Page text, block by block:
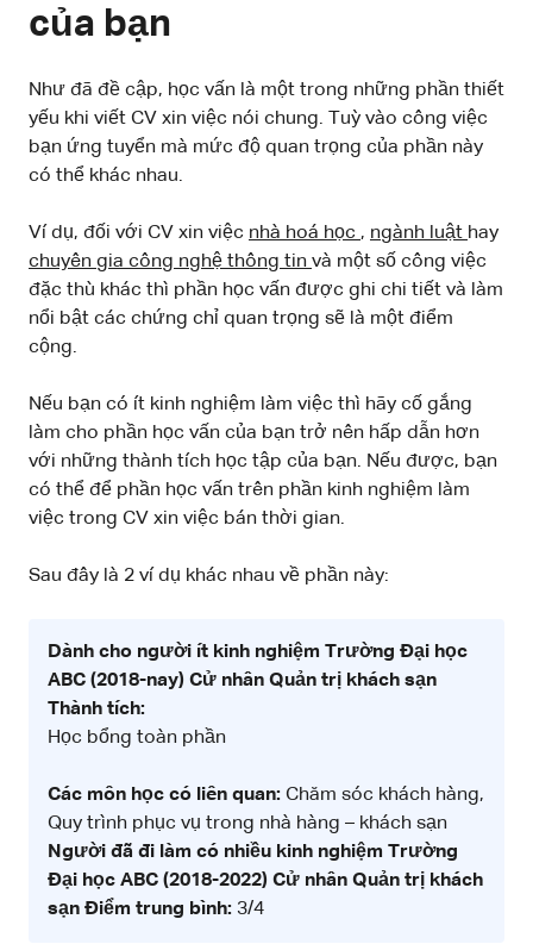
của bạn
Như đã đề cập, học vấn là một trong những phần thiết
yếu khi viết CV xin việc nói chung. Tuỳ vào công việc
bạn ứng tuyển mà mức độ quan trọng của phần này
có thể khác nhau.
Ví dụ, đối với CV xin việc nhà hoá học , ngành luật hay
chuyên gia công nghệ thông tin và một số công việc
đặc thù khác thì phần học vấn được ghi chi tiết và làm
nổi bật các chứng chỉ quan trọng sẽ là một điểm
cộng.
Nếu bạn có ít kinh nghiệm làm việc thì hãy cố gắng
làm cho phần học vấn của bạn trở nên hấp dẫn hơn
với những thành tích học tập của bạn. Nếu được, bạn
có thể để phần học vấn trên phần kinh nghiệm làm
việc trong CV xin việc bán thời gian.
Sau đây là 2 ví dụ khác nhau về phần này:
Dành cho người ít kinh nghiệm Trường Đại học
ABC (2018-nay) Cử nhân Quản trị khách sạn
Thành tích:
Học bổng toàn phần
Các môn học có liên quan: Chăm sóc khách hàng,
Quy trình phục vụ trong nhà hàng – khách sạn
Người đã đi làm có nhiều kinh nghiệm Trường
Đại học ABC (2018-2022) Cử nhân Quản trị khách
sạn Điểm trung bình: 3/4